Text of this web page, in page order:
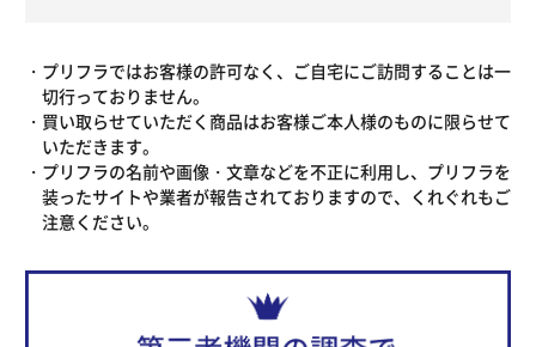
プリフラではお客様の許可なく、ご自宅にご訪問することは一
切行っておりません。
買い取らせていただく商品はお客様ご本人様のものに限らせて
いただきます。
プリフラの名前や画像・文章などを不正に利用し、プリフラを
装ったサイトや業者が報告されておりますので、くれぐれもご
注意ください。